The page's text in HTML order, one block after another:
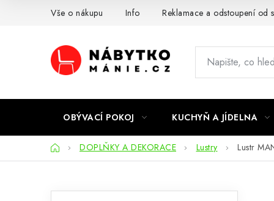
Vše o nákupu Info Reklamace a odstoupení od
OBÝVACÍ POKOJ KUCHYŇ A JÍDELNA
DomůDOPLŇKY A DEKORACE Lustry Lustr